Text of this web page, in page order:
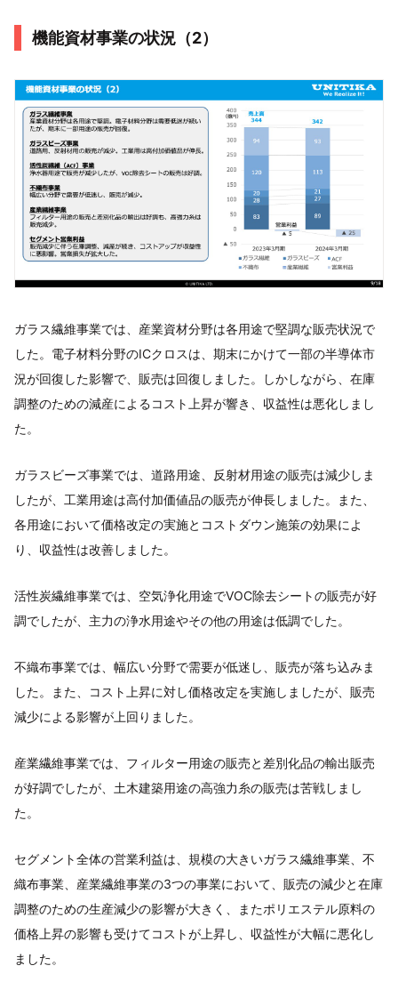
機能資材事業の状況（2）
ガラス繊維事業では、産業資材分野は各用途で堅調な販売状況で
した。電子材料分野のICクロスは、期末にかけて一部の半導体市
況が回復した影響で、販売は回復しました。しかしながら、在庫
調整のための減産によるコスト上昇が響き、収益性は悪化しまし
た。
ガラスビーズ事業では、道路用途、反射材用途の販売は減少しま
したが、工業用途は高付加価値品の販売が伸長しました。また、
各用途において価格改定の実施とコストダウン施策の効果によ
り、収益性は改善しました。
活性炭繊維事業では、空気浄化用途でVOC除去シートの販売が好
調でしたが、主力の浄水用途やその他の用途は低調でした。
不織布事業では、幅広い分野で需要が低迷し、販売が落ち込みま
した。また、コスト上昇に対し価格改定を実施しましたが、販売
減少による影響が上回りました。
産業繊維事業では、フィルター用途の販売と差別化品の輸出販売
が好調でしたが、土木建築用途の高強力糸の販売は苦戦しまし
た。
セグメント全体の営業利益は、規模の大きいガラス繊維事業、不
織布事業、産業繊維事業の3つの事業において、販売の減少と在庫
調整のための生産減少の影響が大きく、またポリエステル原料の
価格上昇の影響も受けてコストが上昇し、収益性が大幅に悪化し
ました。